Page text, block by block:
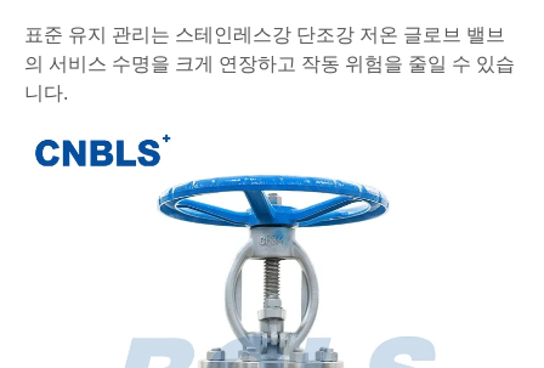
표준 유지 관리는 스테인레스강 단조강 저온 글로브 밸브
의 서비스 수명을 크게 연장하고 작동 위험을 줄일 수 있습
니다.